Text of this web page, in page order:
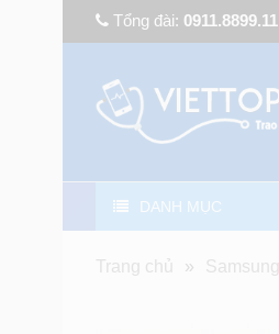
Tổng đài: 0911.8899.11
DANH MỤC
Trang chủ » Samsung